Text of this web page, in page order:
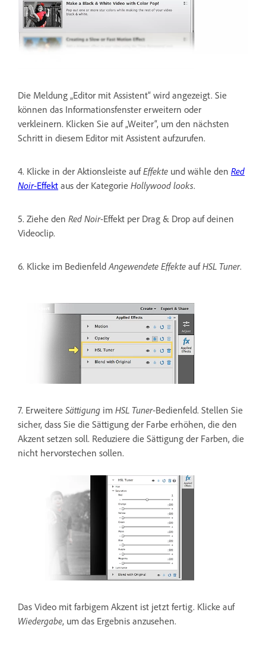
Die Meldung „Editor mit Assistent“ wird angezeigt. Sie
können das Informationsfenster erweitern oder
verkleinern. Klicken Sie auf „Weiter“, um den nächsten
Schritt in diesem Editor mit Assistent aufzurufen.
4. Klicke in der Aktionsleiste aufEffekte und wähle den Red
Noir-Effekt aus der Kategorie Hollywood looks.
5. Ziehe den Red Noir-Effekt per Drag & Drop auf deinen
Videoclip.
6. Klicke im BedienfeldAngewendete Effekte aufHSL Tuner.
7. Erweitere Sättigung im HSL Tuner-Bedienfeld. Stellen Sie
sicher, dass Sie die Sättigung der Farbe erhöhen, die den
Akzent setzen soll. Reduziere die Sättigung der Farben, die
nicht hervorstechen sollen.
Das Video mit farbigem Akzent ist jetzt fertig. Klicke auf
Wiedergabe, um das Ergebnis anzusehen.